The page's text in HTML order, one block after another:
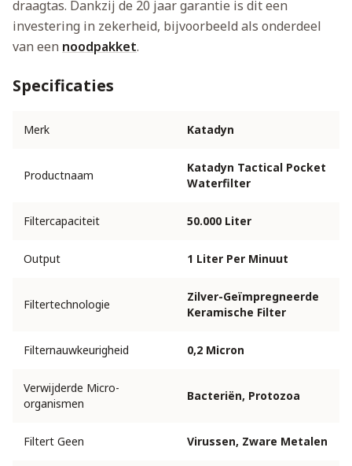
draagtas. Dankzij de 20 jaar garantie is dit een
investering in zekerheid, bijvoorbeeld als onderdeel
van een noodpakket.
Specificaties
Merk Katadyn
Productnaam
Katadyn Tactical Pocket
Waterfilter
Filtercapaciteit 50.000 Liter
Output 1 Liter Per Minuut
Filtertechnologie
Zilver-Geïmpregneerde
Keramische Filter
Filternauwkeurigheid 0,2 Micron
Verwijderde Micro-
organismen
Bacteriën, Protozoa
Filtert Geen Virussen, Zware Metalen